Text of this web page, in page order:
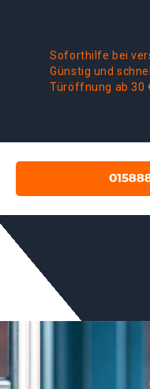
Soforthilfe bei
Günstig und
Türöffnung ab 30